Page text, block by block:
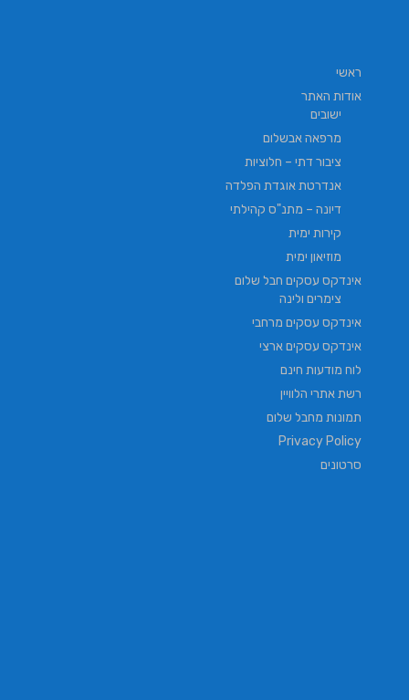
ראשי
אודות האתר
ישובים
מרפאה אבשלום
ציבור דתי – חלוציות
אנדרטת אוגדת הפלדה
דיונה – מתנ"ס קהילתי
קירות ימית
מוזיאון ימית
אינדקס עסקים חבל שלום
צימרים ולינה
אינדקס עסקים מרחבי
אינדקס עסקים ארצי
לוח מודעות חינם
רשת אתרי הלוויין
תמונות מחבל שלום
Privacy Policy
סרטונים